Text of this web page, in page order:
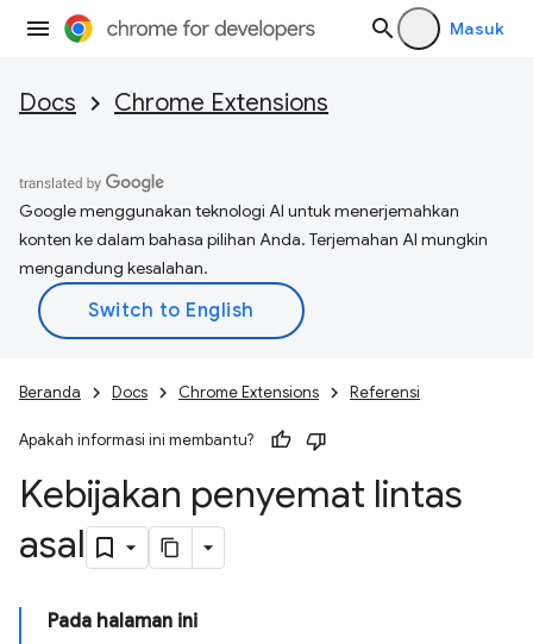
Masuk
Docs Chrome Extensions
Google menggunakan teknologi AI untuk menerjemahkan
konten ke dalam bahasa pilihan Anda. Terjemahan AI mungkin
mengandung kesalahan.
Beranda Docs Chrome Extensions Referensi
Apakah informasi ini membantu?
Kebijakan penyemat lintas
asal
Pada halaman ini